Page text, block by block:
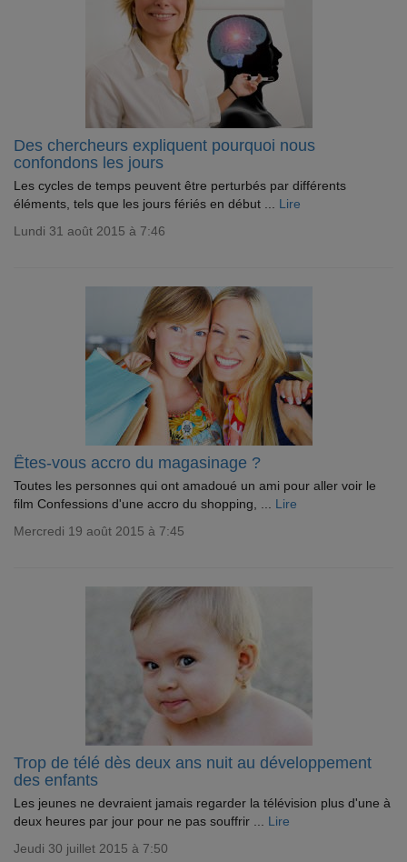
Des chercheurs expliquent pourquoi nous
confondons les jours
Les cycles de temps peuvent être perturbés par différents
éléments, tels que les jours fériés en début ... Lire
Lundi 31 août 2015 à 7:46
Êtes-vous accro du magasinage ?
Toutes les personnes qui ont amadoué un ami pour aller voir le
film Confessions d'une accro du shopping, ... Lire
Mercredi 19 août 2015 à 7:45
Trop de télé dès deux ans nuit au développement
des enfants
Les jeunes ne devraient jamais regarder la télévision plus d'une à
deux heures par jour pour ne pas souffrir ... Lire
Jeudi 30 juillet 2015 à 7:50